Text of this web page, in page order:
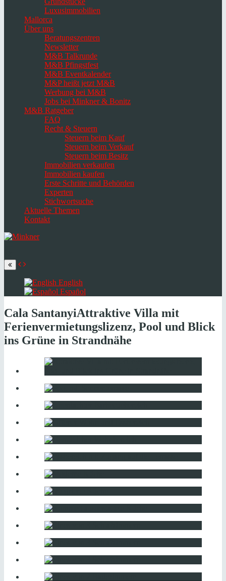
Luxusimmobilien
Mallorca
Über uns
Beratungszentren
Newsletter
M&B Talkrunde
M&B Pfingstfest
M&B Eventkalender
M&P heißt jetzt M&B
Werbung bei M&B
Jobs bei Minkner & Bonitz
M&B Ratgeber
FAQ
Recht & Steuern
Steuern beim Kauf
Steuern beim Verkauf
Steuern beim Besitz
Immobilien verkaufen
Immobilien kaufen
Erste Schritte und Behörden
Experten
Stichwortsuche
Aktuelle Themen
Kontakt
language
English
Español
Cala SantanyiAttraktive Villa mit
Ferienvermietungslizenz, Pool und Blick
ins Grüne in Strandnähe